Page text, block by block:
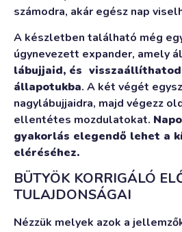
számodra, akár egész nap
A készletben található még
úgynevezett expander, amely
lábujjaid, és
állapotukba. A két végét
nagylábujjaidra, majd végezz
ellentétes mozdulatokat.
gyakorlás elegendő lehet a
eléréséhez.
BÜTYÖK KORRIGÁLÓ
TULAJDONSÁGAI
Nézzük melyek azok a